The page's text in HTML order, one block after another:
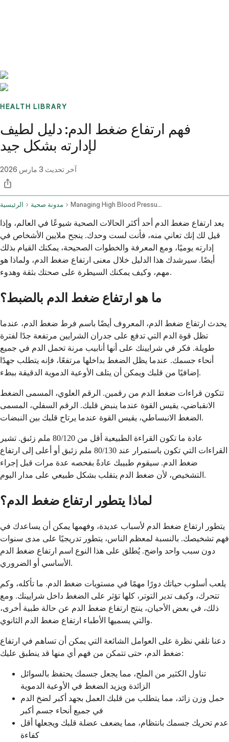
HEALTH LIBRARY
فهم ارتفاع ضغط الدم: دليل لطيف
لإدارته بشكل جيد
آخر تحديث 3 مارس 2026
الرئيسية مدونة صحية Managing High Blood Pressure And Related Symptoms
يعد ارتفاع ضغط الدم أحد أكثر الحالات الصحية شيوعًا في العالم، وإذا
قيل لك إنك تعاني منه، فأنت لست وحدك. ينجح ملايين الأشخاص في
إدارته يوميًا، ومع المعرفة والخطوات الصحيحة، يمكنك القيام بذلك
أيضًا. سيرشدك هذا الدليل خلال معنى ارتفاع ضغط الدم، ولماذا هو
مهم، وكيف يمكنك السيطرة على صحتك بثقة وهدوء.
ما هو ارتفاع ضغط الدم بالضبط؟
يحدث ارتفاع ضغط الدم، المعروف أيضًا باسم فرط ضغط الدم، عندما
تظل قوة الدم التي تدفع على جدران الشرايين مرتفعة جدًا لفترة
طويلة. فكر في شرايينك على أنها أنابيب مرنة تحمل الدم في جميع
أنحاء جسمك. عندما يظل الضغط بداخلها مرتفعًا، فإنه يتطلب جهدًا
إضافيًا من قلبك ويمكن أن يتلف الأوعية الدموية الدقيقة ببطء.
تتكون قراءات ضغط الدم من رقمين. الرقم العلوي، المسمى الضغط
الانقباضي، يقيس القوة عندما ينبض قلبك. الرقم السفلي، المسمى
الضغط الانبساطي، يقيس القوة عندما يرتاح قلبك بين النبضات.
عادة ما تكون القراءة الطبيعية أقل من 80/120 ملم زئبق. تشير
القراءات التي تكون باستمرار عند 80/130 ملم زئبق أو أعلى إلى ارتفاع
ضغط الدم. سيقوم طبيبك عادةً بفحصه عدة مرات قبل إجراء
التشخيص، لأن ضغط الدم يتقلب بشكل طبيعي على مدار اليوم.
لماذا يتطور ارتفاع ضغط الدم؟
يتطور ارتفاع ضغط الدم لأسباب عديدة، وفهمها يمكن أن يساعدك في
فهم تشخيصك. بالنسبة لمعظم الناس، يتطور تدريجيًا على مدى سنوات
دون سبب واحد واضح. يُطلق على هذا النوع اسم ارتفاع ضغط الدم
الأساسي أو الضروري.
يلعب أسلوب حياتك دورًا مهمًا في مستويات ضغط الدم. ما تأكله، وكم
تتحرك، وكيف تدير التوتر، كلها تؤثر على الضغط داخل شرايينك. ومع
ذلك، في بعض الأحيان، ينتج ارتفاع ضغط الدم عن حالة طبية أخرى،
والتي يسميها الأطباء ارتفاع ضغط الدم الثانوي.
دعنا نلقي نظرة على العوامل الشائعة التي يمكن أن تساهم في ارتفاع
ضغط الدم، حتى تتمكن من فهم أي منها قد ينطبق عليك:
تناول الكثير من الملح، مما يجعل جسمك يحتفظ بالسوائل
الزائدة ويزيد الضغط في الأوعية الدموية
حمل وزن زائد، مما يتطلب من قلبك العمل بجهد أكبر لضخ الدم
في جميع أنحاء جسم أكبر
عدم تحريك جسمك بانتظام، مما يضعف عضلة قلبك ويجعلها أقل
كفاءة